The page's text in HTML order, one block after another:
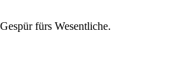
fürs Wesentliche.